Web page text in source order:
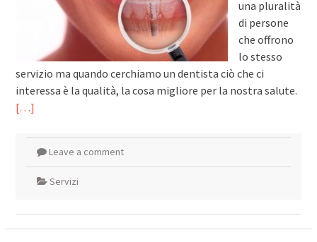
una pluralità
di persone
che offrono
lo stesso
servizio ma quando cerchiamo un dentista ciò che ci
interessa è la qualità, la cosa migliore per la nostra salute.
[…]
Leave a comment
Servizi